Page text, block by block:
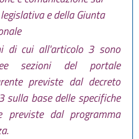
e della Giunta
di cui all'articolo 3 sono
sezioni del portale
previste dal decreto
base delle specifiche
previste dal programma